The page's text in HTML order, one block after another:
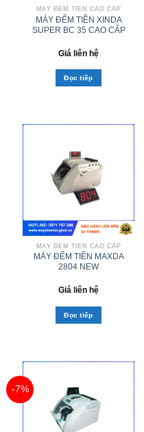
MÁY ĐẾM TIỀN CAO CẤP
MÁY ĐẾM TIỀN XINDA
SUPER BC 35 CAO CẤP
Giá liên hệ
Đọc tiếp
MÁY ĐẾM TIỀN CAO CẤP
MÁY ĐẾM TIỀN MAXDA
2804 NEW
Giá liên hệ
Đọc tiếp
-7%